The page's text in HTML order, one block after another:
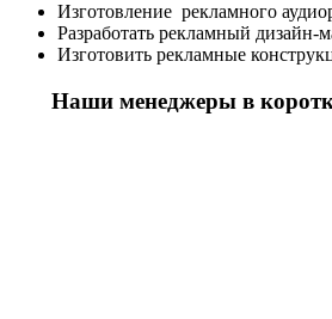
Изготовление рекламного
Разработать рекламный дизайн-
Изготовить рекламные
Наши менеджеры в